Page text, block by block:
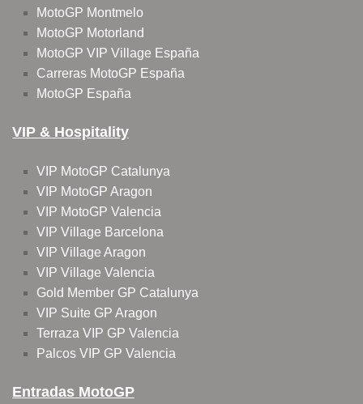
MotoGP Montmelo
MotoGP Motorland
MotoGP VIP Village España
Carreras MotoGP España
MotoGP España
VIP & Hospitality
VIP MotoGP Catalunya
VIP MotoGP Aragon
VIP MotoGP Valencia
VIP Village Barcelona
VIP Village Aragon
VIP Village Valencia
Gold Member GP Catalunya
VIP Suite GP Aragon
Terraza VIP GP Valencia
Palcos VIP GP Valencia
Entradas MotoGP